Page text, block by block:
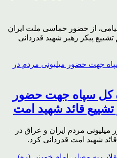
از حضور حماسی ملت ایران
پیکر رهبر شهید قدردانی
کل سپاه جهت حضور
قائد شهید امت
مردم ایران و عراق در
قائد شهید امت قدردانی کرد.